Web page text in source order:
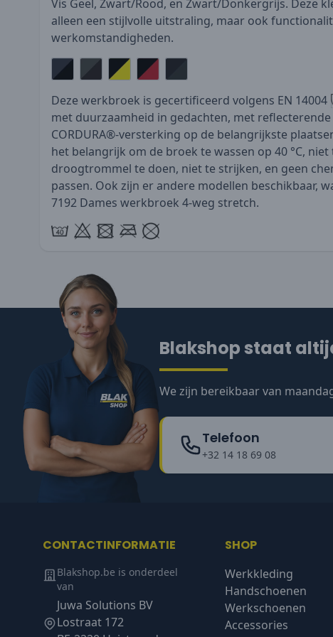
Vis Geel, Zwart/Rood, en Zwart/Donkergrijs. Deze
alleen een stijlvolle uitstraling, maar ook
werkomstandigheden.
Deze werkbroek is gecertificeerd volgens EN 14004
met duurzaamheid in gedachten, met reflecterende
CORDURA®-versterking op de belangrijkste
het belangrijk om de broek te wassen op 40 °C,
droogtrommel te doen, niet te strijken, en geen
passen. Ook zijn er andere modellen beschikbaar,
7192 Dames werkbroek 4-weg stretch.
Blakshop staat
We zijn bereikbaar van
Telefoon
+32 14 18 69 08
CONTACTINFORMATIE
Blakshop.be is onderdeel
van
Juwa Solutions BV
Lostraat 172
SHOP
Werkkleding
Handschoenen
Werkschoenen
Accessories